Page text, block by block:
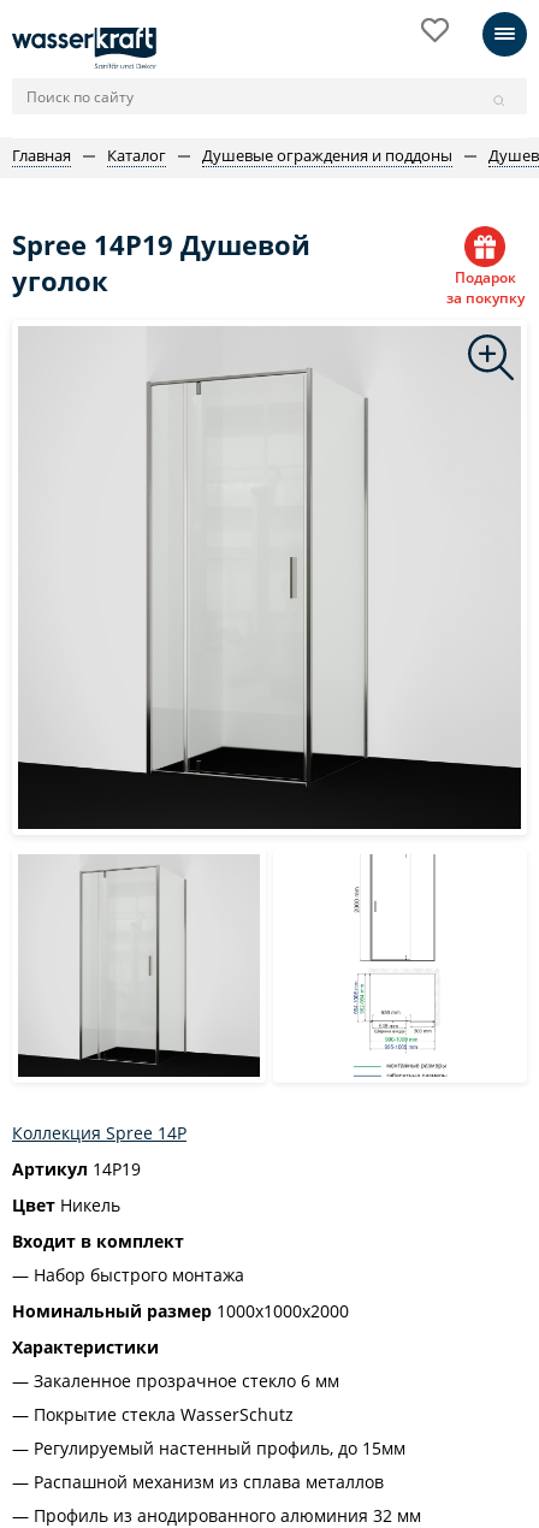
Главная Каталог Душевые ограждения и поддоны
Spree 14P19 Душевой
уголок
Подарок
за покупку
Коллекция Spree 14P
Артикул 14P19
Цвет Никель
Входит в комплект
Набор быстрого монтажа
Номинальный размер 1000х1000х2000
Характеристики
Закаленное прозрачное стекло 6 мм
Покрытие стекла WasserSchutz
Регулируемый настенный профиль, до 15мм
Распашной механизм из сплава металлов
Профиль из анодированного алюминия 32 мм